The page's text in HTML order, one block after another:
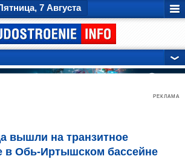
7 Августа
РЕКЛАМА
вышли на транзитное
в Обь-Иртышском бассейне